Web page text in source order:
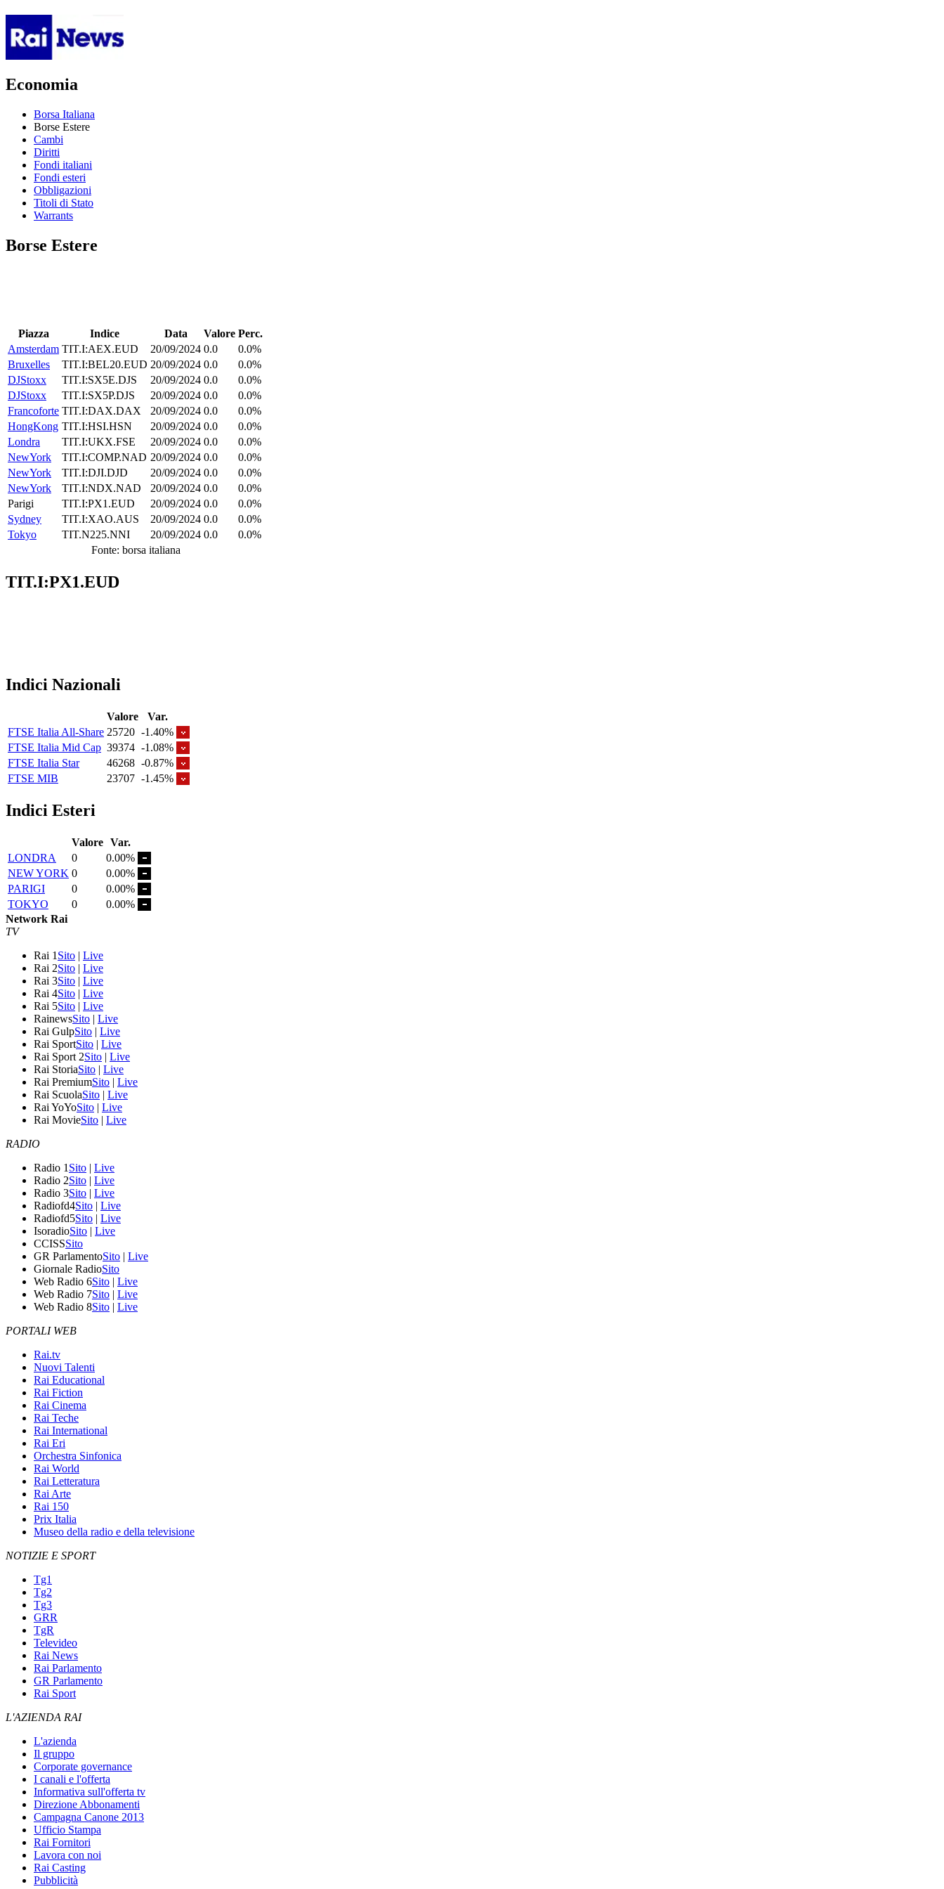
Economia
Borsa Italiana
Borse Estere
Cambi
Diritti
Fondi italiani
Fondi esteri
Obbligazioni
Titoli di Stato
Warrants
Borse Estere
Piazza Indice Data Valore Perc.
Amsterdam TIT.I:AEX.EUD 20/09/2024 0.0
0.0%
Bruxelles
TIT.I:BEL20.EUD 20/09/2024 0.0
0.0%
DJStoxx
TIT.I:SX5E.DJS 20/09/2024 0.0
0.0%
DJStoxx
TIT.I:SX5P.DJS 20/09/2024 0.0
0.0%
Francoforte TIT.I:DAX.DAX 20/09/2024 0.0
0.0%
HongKong TIT.I:HSI.HSN 20/09/2024 0.0
0.0%
Londra
TIT.I:UKX.FSE 20/09/2024 0.0
0.0%
NewYork
TIT.I:COMP.NAD 20/09/2024 0.0
0.0%
NewYork
TIT.I:DJI.DJD 20/09/2024 0.0
0.0%
NewYork
TIT.I:NDX.NAD 20/09/2024 0.0
0.0%
Parigi
TIT.I:PX1.EUD 20/09/2024 0.0
0.0%
Sydney
TIT.I:XAO.AUS 20/09/2024 0.0
0.0%
Tokyo
TIT.N225.NNI 20/09/2024 0.0
0.0%
Fonte: borsa italiana
TIT.I:PX1.EUD
Indici Nazionali
Valore
Var.
FTSE Italia All-Share 25720 -1.40%
FTSE Italia Mid Cap 39374 -1.08%
FTSE Italia Star
46268 -0.87%
FTSE MIB
23707 -1.45%
Indici Esteri
Valore Var.
LONDRA
0
0.00%
NEW YORK 0
0.00%
PARIGI
0
0.00%
TOKYO
0
0.00%
Network Rai
TV
Rai 1 Sito | Live
Rai 2Sito | Live
Rai 3Sito | Live
Rai 4Sito | Live
Rai 5Sito | Live
RainewsSito | Live
Rai GulpSito | Live
Rai SportSito | Live
Rai Sport 2Sito | Live
Rai StoriaSito | Live
Rai PremiumSito | Live
Rai ScuolaSito | Live
Rai YoYoSito | Live
Rai MovieSito | Live
RADIO
Radio 1 Sito | Live
Radio 2Sito | Live
Radio 3Sito | Live
Radiofd4Sito | Live
Radiofd5Sito | Live
IsoradioSito | Live
CCISSSito
GR ParlamentoSito | Live
Giornale RadioSito
Web Radio 6Sito | Live
Web Radio 7Sito | Live
Web Radio 8Sito | Live
PORTALI WEB
Rai.tv
Nuovi Talenti
Rai Educational
Rai Fiction
Rai Cinema
Rai Teche
Rai International
Rai Eri
Orchestra Sinfonica
Rai World
Rai Letteratura
Rai Arte
Rai 150
Prix Italia
Museo della radio e della televisione
NOTIZIE E SPORT
Tg1
Tg2
Tg3
GRR
TgR
Televideo
Rai News
Rai Parlamento
GR Parlamento
Rai Sport
L'AZIENDA RAI
L'azienda
Il gruppo
Corporate governance
I canali e l'offerta
Informativa sull'offerta tv
Direzione Abbonamenti
Campagna Canone 2013
Ufficio Stampa
Rai Fornitori
Lavora con noi
Rai Casting
Pubblicità